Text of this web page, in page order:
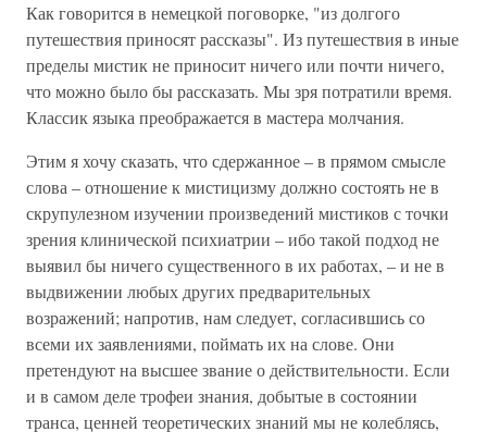
Как говорится в немецкой поговорке, "из долгого
путешествия приносят рассказы". Из путешествия в иные
пределы мистик не приносит ничего или почти ничего,
что можно было бы рассказать. Мы зря потратили время.
Классик языка преображается в мастера молчания.
Этим я хочу сказать, что сдержанное – в прямом смысле
слова – отношение к мистицизму должно состоять не в
скрупулезном изучении произведений мистиков с точки
зрения клинической психиатрии – ибо такой подход не
выявил бы ничего существенного в их работах, – и не в
выдвижении любых других предварительных
возражений; напротив, нам следует, согласившись со
всеми их заявлениями, поймать их на слове. Они
претендуют на высшее звание о действительности. Если
и в самом деле трофеи знания, добытые в состоянии
транса, ценней теоретических знаний мы не колеблясь,